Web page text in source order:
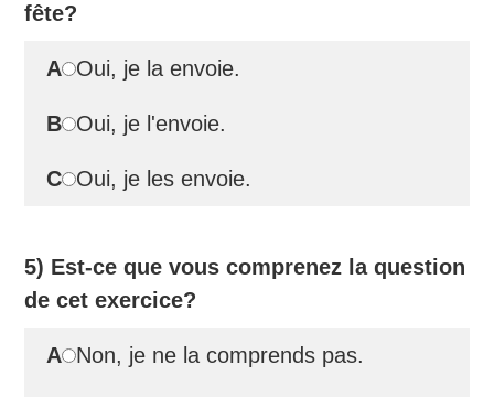
fête?
A Oui, je la envoie.
B Oui, je l'envoie.
C Oui, je les envoie.
5) Est-ce que vous comprenez la question
de cet exercice?
A Non, je ne la comprends pas.